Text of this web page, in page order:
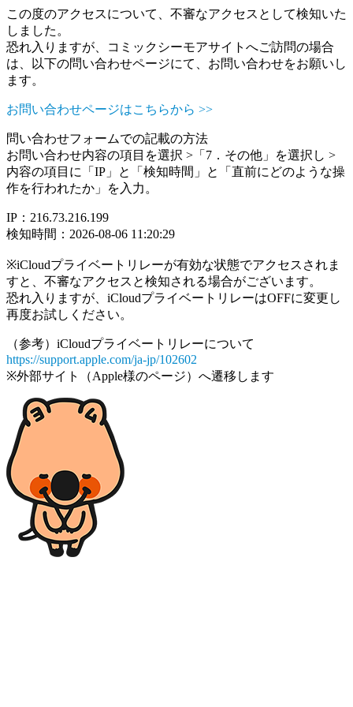
この度のアクセスについて、不審なアクセスとして検知いた
しました。
恐れ入りますが、コミックシーモアサイトへご訪問の場合
は、以下の問い合わせページにて、お問い合わせをお願いし
ます。
お問い合わせページはこちらから >>
問い合わせフォームでの記載の方法
お問い合わせ内容の項目を選択 >「7．その他」を選択し >
内容の項目に「IP」と「検知時間」と「直前にどのような操
作を行われたか」を入力。
IP：216.73.216.199
検知時間：2026-08-06 11:20:29
※iCloudプライベートリレーが有効な状態でアクセスされま
すと、不審なアクセスと検知される場合がございます。
恐れ入りますが、iCloudプライベートリレーはOFFに変更し
再度お試しください。
（参考）iCloudプライベートリレーについて
https://support.apple.com/ja-jp/102602
※外部サイト（Apple様のページ）へ遷移します